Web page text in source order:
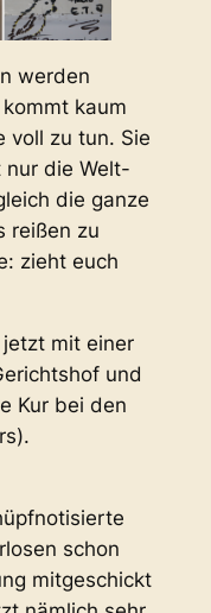
werden
kaum
voll zu tun. Sie
die Welt-
die ganze
reißen zu
zieht euch
jetzt mit einer
und
Kur bei den
schon
mitgeschickt